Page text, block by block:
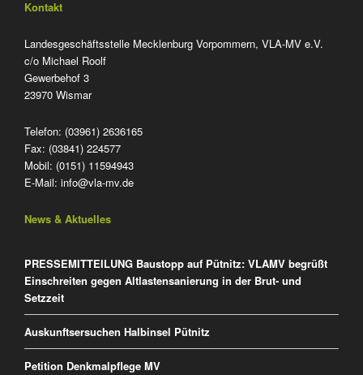
Kontakt
Landesgeschäftsstelle Mecklenburg Vorpommern, VLA-MV e.V.
c/o Michael Roolf
Gewerbehof 3
23970 Wismar
Telefon: (03961) 2636165
Fax: (03841) 224577
Mobil: (0151) 11594943
E-Mail: info@vla-mv.de
News & Aktuelles
PRESSEMITTEILUNG Baustopp auf Pütnitz: VLAMV begrüßt
Einschreiten gegen Altlastensanierung in der Brut- und
Setzzeit
Auskunftsersuchen Halbinsel Pütnitz
Petition Denkmalpflege MV